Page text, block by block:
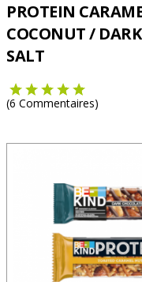
PROTEIN
COCONUT /
SALT
(6 Commentaires)